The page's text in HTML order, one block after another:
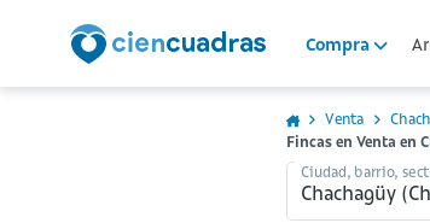
Compra
Venta
Fincas en Venta en
Ciudad, barrio,